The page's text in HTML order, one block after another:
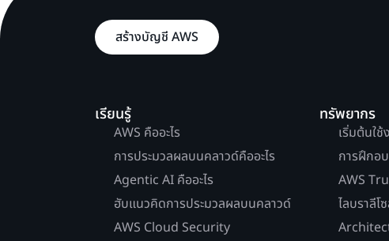
สร้างบัญชี AWS
เรียนรู้
AWS คืออะไร
การประมวลผลบนคลาวด์คืออะไร
Agentic AI คืออะไร
ฮับแนวคิดการประมวลผลบนคลาวด์
AWS Cloud Security
ทรัพยากร
เริ่มต้นใช้
การฝึกอ
AWS
ไลบราลีโ